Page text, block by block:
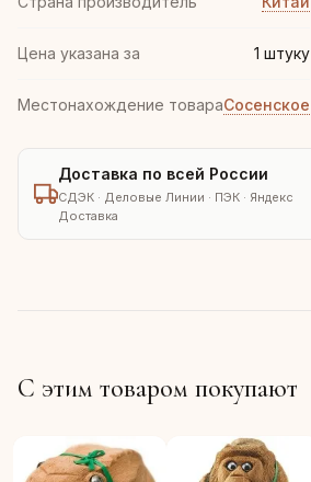
Цена указана за 1 штуку
Местонахождение товараСосенское
Доставка по всей России
СДЭК · Деловые Линии · ПЭК · Яндекс
Доставка
С этим товаром покупают